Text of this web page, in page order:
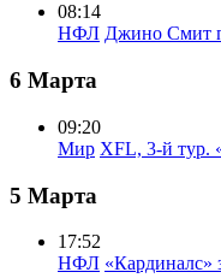
08:14
НФЛ Джино Смит
6 Марта
09:20
Мир XFL, 3-й тур.
5 Марта
17:52
НФЛ «Кардиналс»